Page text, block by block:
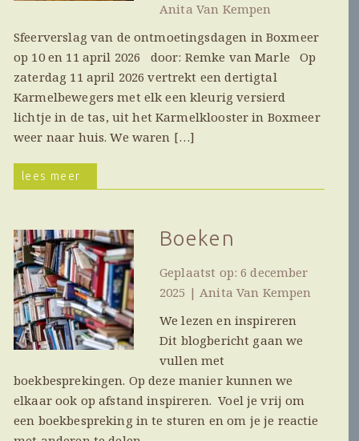
Anita Van Kempen
Sfeerverslag van de ontmoetingsdagen in Boxmeer
op 10 en 11 april 2026 door: Remke van Marle Op
zaterdag 11 april 2026 vertrekt een dertigtal
Karmelbewegers met elk een kleurig versierd
lichtje in de tas, uit het Karmelklooster in Boxmeer
weer naar huis. We waren […]
lees meer
Boeken
Geplaatst op: 6 december
2025 | Anita Van Kempen
We lezen en inspireren
Dit blogbericht gaan we
vullen met
boekbesprekingen. Op deze manier kunnen we
elkaar ook op afstand inspireren. Voel je vrij om
een boekbespreking in te sturen en om je je reactie